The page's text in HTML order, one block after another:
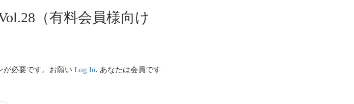
（有料会員様向け
が必要です。お願いLog In. あなたは会員です